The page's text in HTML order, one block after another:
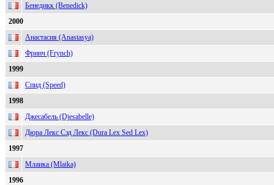
Бенедикк (Benedick)
2000
Анастасия (Anastasya)
Фринч (Frynch)
1999
Спид (Speed)
1998
Джесабель (Djesabelle)
Дюра Лекс Сэд Лекс (Dura Lex Sed Lex)
1997
Млаика (Mlaika)
1996